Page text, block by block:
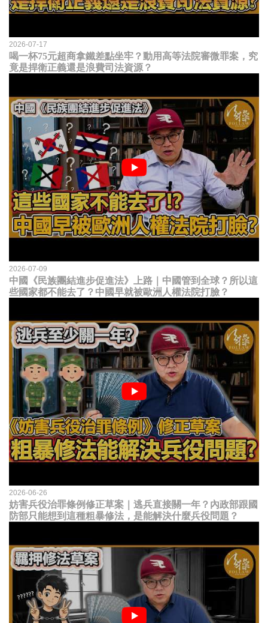
2026-07-17
喝一杯75元超商拿鐵差點坐牢？動用高等法院審微罪案，究
竟是捍衛正義還是浪費司法資源？
2026-07-09
中國《民族團結進步促進法》上路｜中國管到全球？所以這
些國家都不能去了？中國早就被歐洲人權法院打臉？
2026-06-26
妨害兵役治罪條例修正草案｜逃兵直接關一年？內政部跟國
防部只能想到這種粗暴修法，是能解決什麼兵役問題？